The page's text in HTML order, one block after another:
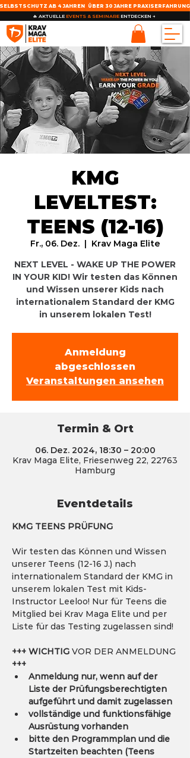
SELBSTSCHUTZ AB 4 JAHREN ÜBER 30 JAHRE PRAXISERFAHRUNG
🔥 AKTUELLE EVENTS & SEMINARE ENTDECKEN →
KMG
LEVELTEST:
TEENS (12-16)
Fr., 06. Dez.
  |
Krav Maga Elite
NEXT LEVEL - WAKE UP THE POWER
IN YOUR KID! Wir testen das Können
und Wissen unserer Kids nach
internationalem Standard der KMG
in unserem lokalen Test!
Anmeldung
abgeschlossen
Veranstaltungen ansehen
Termin & Ort
06. Dez. 2024, 18:30 – 20:00
Krav Maga Elite, Friesenweg 22, 22763
Hamburg
Eventdetails
KMG TEENS PRÜFUNG
Wir testen das Können und Wissen
unserer Teens (12-16 J.) nach
internationalem Standard der KMG in
unserem lokalen Test mit Kids-
Instructor Leeloo! Nur für Teens die
Mitglied bei Krav Maga Elite und per
Liste für das Testing zugelassen sind!
+++ WICHTIG VOR DER ANMELDUNG
+++
Anmeldung nur, wenn auf der
Liste der Prüfungsberechtigten
aufgeführt und damit zugelassen
vollständige und funktionsfähige
Ausrüstung vorhanden
bitte den Programmplan und die
Startzeiten beachten (Teens